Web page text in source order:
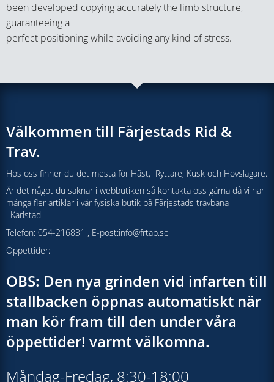
been developed copying accurately the limb structure,
guaranteeing a
perfect positioning while avoiding any kind of stress.
Välkommen till Färjestads Rid &
Trav.
Hos oss finner du det mesta för Häst, Ryttare, Kusk och Hovslagare.
Är det något du saknar i webbutiken så kontakta oss gärna då vi har
många fler artiklar i vår fysiska butik på Färjestads travbana
i Karlstad
Telefon: 054-216831 , E-post:info@frtab.se
Öppettider:
OBS: Den nya grinden vid infarten till
stallbacken öppnas automatiskt när
man kör fram till den under våra
öppettider! varmt välkomna.
Måndag-Fredag, 8:30-18:00